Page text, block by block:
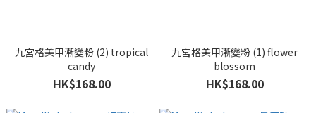
九宮格美甲漸變粉 (2) tropical
candy
HK$168.00
九宮格美甲漸變粉 (1) flower
blossom
HK$168.00